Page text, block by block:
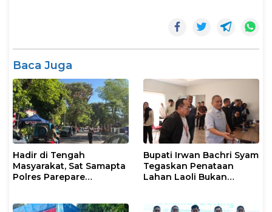
Baca Juga
Hadir di Tengah
Masyarakat, Sat Samapta
Polres Parepare
Bupati Irwan Bachri Syam
Tegaskan Penataan
Lahan Laoli Bukan